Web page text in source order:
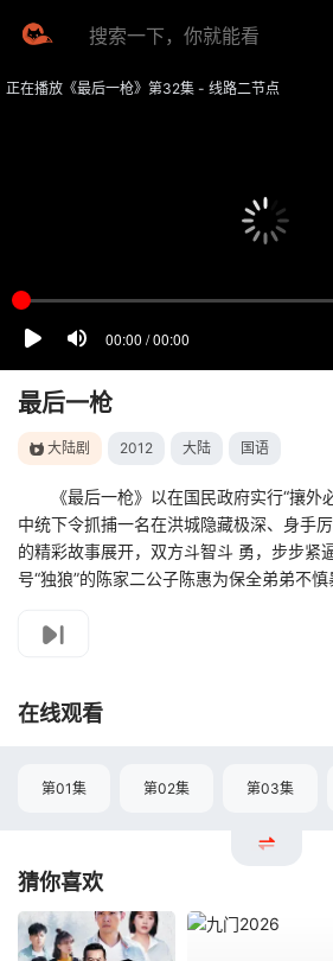
正在播放《最后一枪》第32集 - 线路二节点
最后一枪
大陆剧 2012 大陆 国语
《最后一枪》以在国民政府实行“攘外必
中统下令抓捕一名在洪城隐藏极深、身手
的精彩故事展开，双方斗智斗 勇，步步紧
号“独狼”的陈家二公子陈惠为保全弟弟不
如遇无法播放
在线观看
第01集 第02集 第03集
猜你喜欢